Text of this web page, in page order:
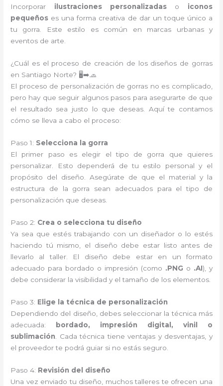
Incorporar ilustraciones personalizadas o iconos
pequeños es una forma creativa de dar un toque único a
tu gorra. Este estilo es común en marcas urbanas y
eventos de arte.
¿Cuál es el proceso de creación de los diseños de gorras
en Santiago Norte? 🖥️➡️🧢
El proceso de personalización de gorras no es complicado,
pero hay que seguir algunos pasos para asegurarte de que
el resultado sea justo lo que deseas. Aquí te contamos
cómo se lleva a cabo el proceso:
Paso 1: Selecciona la gorra
El primer paso es elegir el tipo de gorra que quieres
personalizar. Esto dependerá de tu estilo personal y el
propósito del diseño. Asegúrate de que el material y la
estructura de la gorra sean adecuados para el tipo de
personalización que deseas.
Paso 2: Crea o selecciona tu diseño
Ya sea que estés trabajando con un diseñador o lo estés
haciendo tú mismo, el diseño debe estar listo antes de
llevarlo al taller. El diseño debe estar en un formato
adecuado para bordado o impresión (como .PNG o .AI), y
debe considerar la visibilidad y el tamaño de los elementos.
Paso 3: Elige la técnica de personalización
Dependiendo del diseño, debes seleccionar la técnica más
adecuada:
bordado, impresión digital, vinil o
sublimación . Cada técnica tiene ventajas y desventajas, y
el proveedor te podrá guiar si no estás seguro.
Paso 4: Revisión del diseño
Una vez enviado tu diseño, muchos talleres te ofrecen una